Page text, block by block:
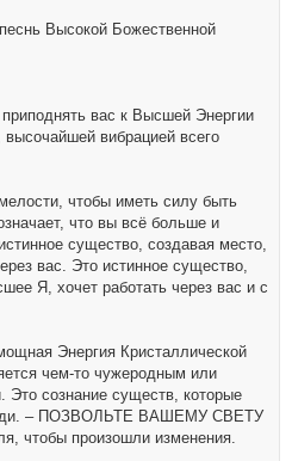
Высокой Божественной
вас к Высшей Энергии
вибрацией всего
чтобы иметь силу быть
что вы всё больше и
существо, создавая место,
вас. Это истинное существо,
Я, хочет работать через вас и с
Энергия Кристаллической
чем-то чужеродным или
Это сознание существ, которые
– ПОЗВОЛЬТЕ ВАШЕМУ СВЕТУ
чтобы произошли изменения.